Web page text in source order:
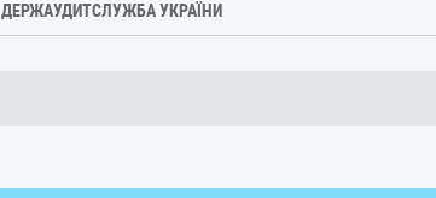
ДЕРЖАУДИТСЛУЖБА УКРАЇНИ